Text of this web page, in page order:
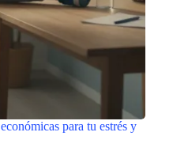
para tu estrés y